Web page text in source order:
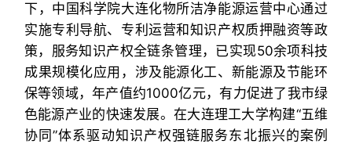
下，中国科学院大连化物所洁净能源运营中心通过
实施专利导航、专利运营和知识产权质押融资等政
策，服务知识产权全链条管理，已实现50余项科技
成果规模化应用，涉及能源化工、新能源及节能环
保等领域，年产值约1000亿元，有力促进了我市绿
色能源产业的快速发展。在大连理工大学构建“五维
协同”体系驱动知识产权强链服务东北振兴的案例